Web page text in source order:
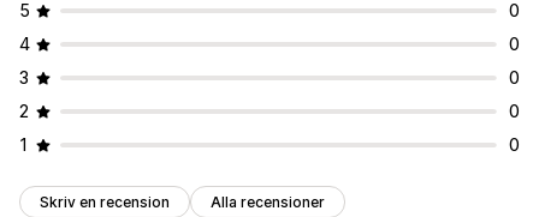
5
0
4
0
3
0
2
0
1
0
Skriv en recension Alla recensioner